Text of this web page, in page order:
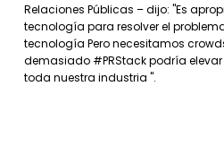
Relaciones Públicas – dijo: "Es
tecnología para resolver el
tecnología Pero necesitamos
demasiado #PRStack podría
toda nuestra industria ".